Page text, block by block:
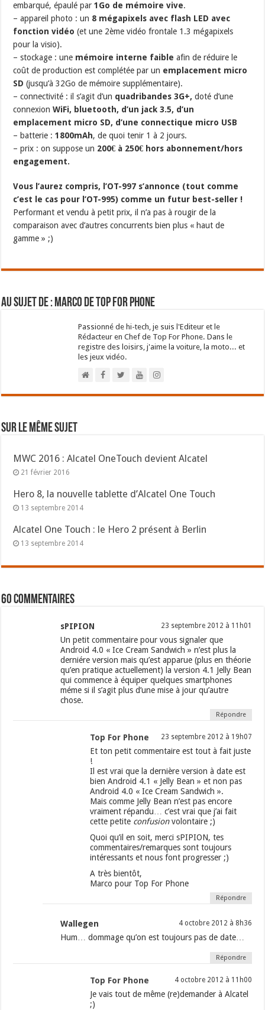
embarqué, épaulé par1Go de mémoire vive.
– appareil photo : un 8 mégapixels avec flash LED avec
fonction vidéo(et une 2ème vidéo frontale 1.3 mégapixels
pour la visio).
– stockage : une mémoire interne faible afin de réduire le
coût de production est complétée par un emplacement micro
SD(jusqu’à 32Go de mémoire supplémentaire).
– connectivité : il s’agit d’un quadribandes 3G+, doté d’une
connexionWiFi, bluetooth, d’un jack 3.5, d’un
emplacement micro SD, d’une connectique micro USB
– batterie :1800mAh, de quoi tenir 1 à 2 jours.
– prix : on suppose un 200€ à 250€ hors abonnement/hors
engagement.
Vous l’aurez compris, l’OT-997 s’annonce (tout comme
c’est le cas pour l’OT-995) comme un futur best-seller !
Performant et vendu à petit prix, il n’a pas à rougir de la
comparaison avec d’autres concurrents bien plus « haut de
gamme » ;)
Au sujet de : Marco de Top For Phone
Passionné de hi-tech, je suis l'Editeur et le
Rédacteur en Chef de Top For Phone. Dans le
registre des loisirs, j'aime la voiture, la moto... et
les jeux vidéo.
Sur le même sujet
MWC 2016 : Alcatel OneTouch devient Alcatel
21 février 2016
Hero 8, la nouvelle tablette d’Alcatel One Touch
13 septembre 2014
Alcatel One Touch : le Hero 2 présent à Berlin
13 septembre 2014
60 commentaires
sPIPION 23 septembre 2012 à 11h01
Un petit commentaire pour vous signaler que
Android 4.0 « Ice Cream Sandwich » n’est plus la
derniére version mais qu’est apparue (plus en théorie
qu’en pratique actuellement) la version 4.1 Jelly Bean
qui commence à équiper quelques smartphones
méme si il s’agit plus d’une mise à jour qu’autre
chose.
Répondre
Top For Phone 23 septembre 2012 à 19h07
Et ton petit commentaire est tout à fait juste
!
Il est vrai que la dernière version à date est
bien Android 4.1 « Jelly Bean » et non pas
Android 4.0 « Ice Cream Sandwich ».
Mais comme Jelly Bean n’est pas encore
vraiment répandu… c’est vrai que j’ai fait
cette petite confusionvolontaire ;)
Quoi qu’il en soit, merci sPIPION, tes
commentaires/remarques sont toujours
intéressants et nous font progresser ;)
A très bientôt,
Marco pour Top For Phone
Répondre
Wallegen 4 octobre 2012 à 8h36
Hum… dommage qu’on est toujours pas de date…
Répondre
Top For Phone 4 octobre 2012 à 11h00
Je vais tout de même (re)demander à Alcatel
;)